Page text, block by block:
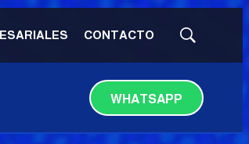
CONTACTO
Mostrar
WHATSAPP